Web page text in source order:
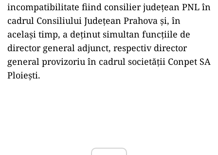
incompatibilitate fiind consilier judeţean PNL în
cadrul Consiliului Județean Prahova şi, în
același timp, a deţinut simultan funcţiile de
director general adjunct, respectiv director
general provizoriu în cadrul societății Conpet SA
Ploiești.